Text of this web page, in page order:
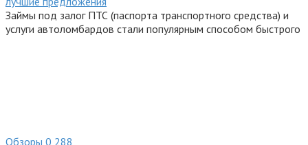
Займы под залог ПТС (паспорта транспортного средства) и
услуги автоломбардов стали популярным способом быстрого
Обзоры 0 288